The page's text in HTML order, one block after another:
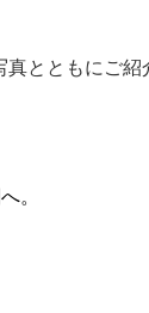
真とともにご紹
。